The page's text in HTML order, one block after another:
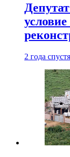
2 года спустя